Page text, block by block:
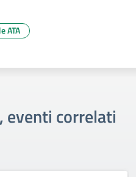
ATA
eventi correlati